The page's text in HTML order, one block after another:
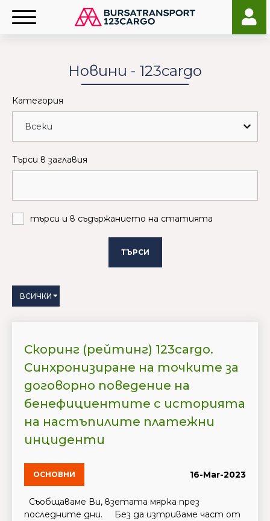
Новини - 123cargo
Категория
Търси в заглавия
търси и в съдържанието на статията
ТЪРСИ
ВСИЧКИ
Скоринг (рейтинг) 123cargo.
Синхронизиране на точките за
договорно поведение на
бенефициентите с историята
на настъпилите платежни
инциденти
ОСНОВНИ 16-Mar-2023
Съобщаваме Ви, взетата мярка през
последните дни. Без да изтриваме част от